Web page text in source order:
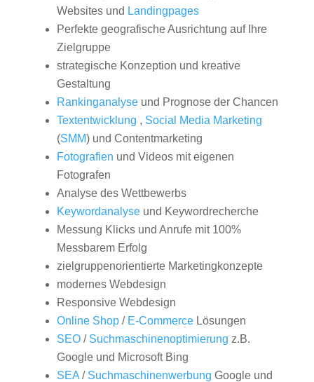
Websites und Landingpages
Perfekte geografische Ausrichtung auf Ihre
Zielgruppe
strategische Konzeption und kreative
Gestaltung
Rankinganalyseund Prognose der Chancen
Textentwicklung , Social Media Marketing
(SMM) und Contentmarketing
Fotografien und Videos mit eigenen
Fotografen
Analyse des Wettbewerbs
Keywordanalyseund Keywordrecherche
Messung Klicks und Anrufe mit 100%
Messbarem Erfolg
zielgruppenorientierte Marketingkonzepte
modernes Webdesign
Responsive Webdesign
Online Shop/ E-CommerceLösungen
SEO/ Suchmaschinenoptimierung z.B.
Google und Microsoft Bing
SEA/ Suchmaschinenwerbung Google und